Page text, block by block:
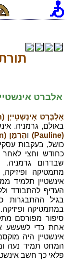
אלברט
אָלְבֶּרְט אָינְשְטָייְן (Albert Einstein)
באוּלְם, גרמניה.
(Pauline)
והֶרְמַן (Hermann)
כושל, בעקבות
כחודש וחצי
שבדרום גרמניה.
מתמטיקה
אינשטיין תלמיד
העדיף להתבודד
בגיל ההתבגרות
במתמטיקה ופיזיקה.
סיפור מפורסם
אחת כדי לשעשע
אינשטיין היה
המחט תמיד נעה
פלאי כך חשב